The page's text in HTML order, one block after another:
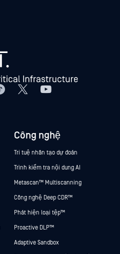
Công nghệ
Trí tuệ nhân tạo dự đoán
Trình kiểm tra nội dung AI
Metascan™ Multiscanning
Công nghệ Deep CDR™
Phát hiện loại tệp™
Proactive DLP™
Adaptive Sandbox